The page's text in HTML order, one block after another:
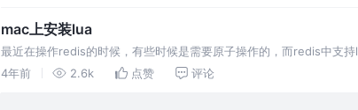
mac上安装lua
最近在操作redis的时候，有些时候是需要原子操作的，而redis中支
4年前
2.6k 点赞 评论